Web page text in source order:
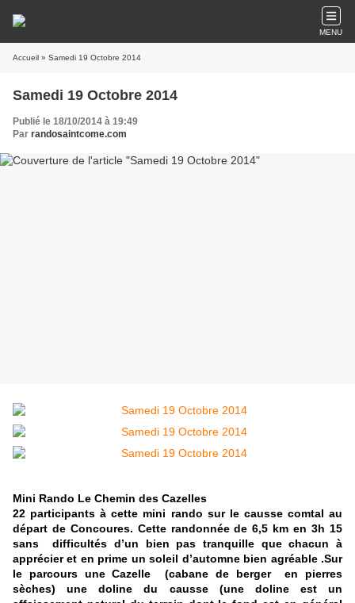
MENU
Accueil » Samedi 19 Octobre 2014
Samedi 19 Octobre 2014
Publié le 18/10/2014 à 19:49
Par randosaintcome.com
Mini Rando Le Chemin des Cazelles
22 participants à cette mini rando sur le causse comtal au
départ de Concoures. Cette randonnée de 6,5 km en 3h 15
sans difficultés d’un bien pas tranquille que chacun à
apprécier et en prime un soleil d’automne bien agréable .Sur
le parcours une Cazelle (cabane de berger en pierres
sèches) une doline du causse (une doline est un